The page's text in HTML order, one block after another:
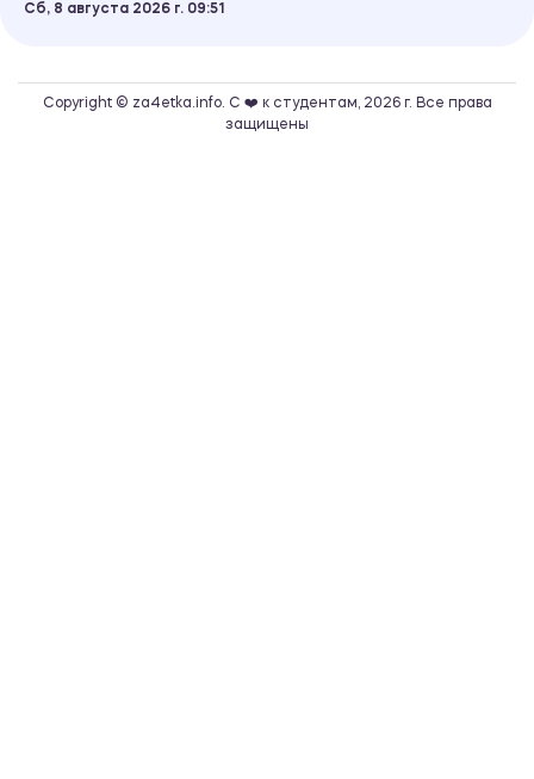
Сб, 8 августа 2026 г. 09 51
Copyright © za4etka.info. С ❤️ к студентам, 2026 г. Все права
защищены